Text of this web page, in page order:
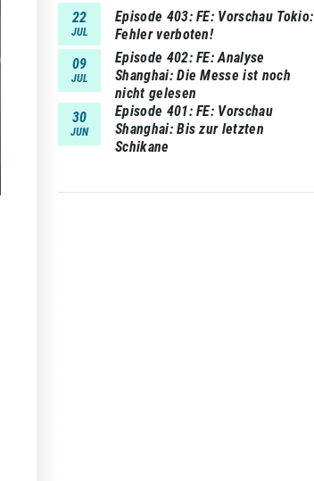
22
JUL
Episode 403 FE: Vorschau Tokio:
Fehler verboten!
09
JUL
Episode 402 FE: Analyse
Shanghai: Die Messe ist noch
nicht gelesen
30
JUN
Episode 401 FE: Vorschau
Shanghai: Bis zur letzten
Schikane